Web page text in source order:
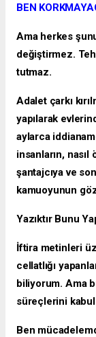
BEN
Ama herkes
değiştirmez.
tutmaz.
Adalet çarkı
yapılarak
aylarca
insanların, nasıl
şantajcıya ve
kamuoyunun
Yazıktır Bunu
İftira metinleri
cellatlığı
biliyorum. Ama
süreçlerini
Ben